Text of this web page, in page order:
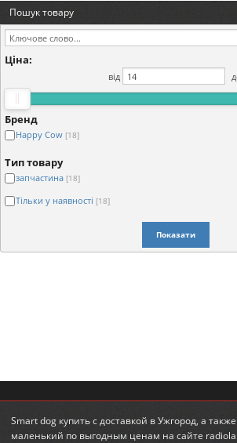
Пошук товару
Ціна:
від
Бренд
Happy Cow [18]
Тип товару
запчастина [18]
Тільки у наявності [18]
Показати
Smart dog купитьс доставкой в Ужгород, а также
маленький по выгодным ценам на сайте